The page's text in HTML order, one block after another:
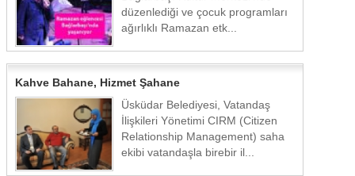
düzenlediği ve çocuk programları
ağırlıklı Ramazan etk...
Kahve Bahane, Hizmet Şahane
Üsküdar Belediyesi, Vatandaş
İlişkileri Yönetimi CIRM (Citizen
Relationship Management) saha
ekibi vatandaşla birebir il...